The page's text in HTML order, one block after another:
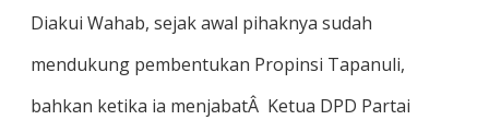
Diakui Wahab, sejak awal pihaknya sudah
mendukung pembentukan Propinsi Tapanuli,
bahkan ketika ia menjabatÂ Ketua DPD Partai